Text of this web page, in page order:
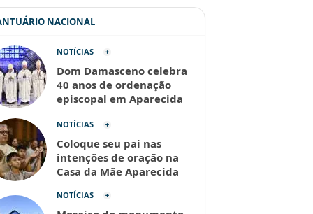
NACIONAL
NOTÍCIAS
Dom Damasceno celebra
40 anos de ordenação
episcopal em Aparecida
NOTÍCIAS
Coloque seu pai nas
intenções de oração na
Casa da Mãe Aparecida
NOTÍCIAS